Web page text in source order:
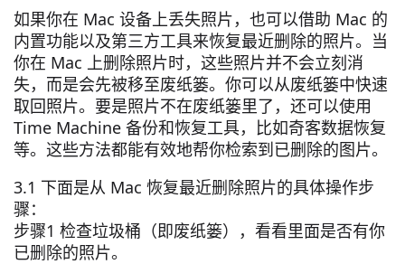
如果你在 Mac 设备上丢失照片，也可以借助 Mac 的
内置功能以及第三方工具来恢复最近删除的照片。当
你在 Mac 上删除照片时，这些照片并不会立刻消
失，而是会先被移至废纸篓。你可以从废纸篓中快速
取回照片。要是照片不在废纸篓里了，还可以使用
Time Machine 备份和恢复工具，比如奇客数据恢复
等。这些方法都能有效地帮你检索到已删除的图片。
3.1 下面是从 Mac 恢复最近删除照片的具体操作步
骤：
步骤1 检查垃圾桶（即废纸篓），看看里面是否有你
已删除的照片。